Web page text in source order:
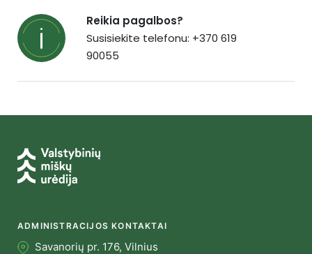
Reikia pagalbos?
Susisiekite telefonu: +370 619
90055
ADMINISTRACIJOS KONTAKTAI
Savanorių pr. 176, Vilnius